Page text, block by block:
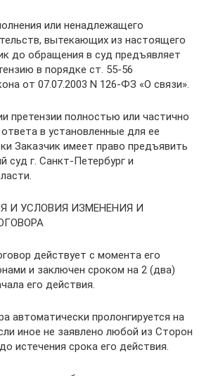
или ненадлежащего
вытекающих из настоящего
до обращения в суд предъявляет
в порядке ст. 55-56
от 07.07.2003 N 126-ФЗ «О связи».
претензии полностью или частично
в установленные для ее
Заказчик имеет право предъявить
суд г. Санкт-Петербург и
И УСЛОВИЯ ИЗМЕНЕНИЯ И
действует с момента его
и заключен сроком на 2 (два)
его действия.
автоматически пролонгируется на
иное не заявлено любой из Сторон
истечения срока его действия.